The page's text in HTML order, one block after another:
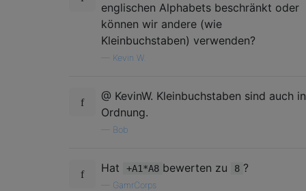
englischen Alphabets beschränkt oder
können wir andere (wie
Kleinbuchstaben) verwenden?
Kevin W.
@ KevinW. Kleinbuchstaben sind auch in
Ordnung.
Bob
Hat +A1*A8 bewerten zu 8 ?
GamrCorps